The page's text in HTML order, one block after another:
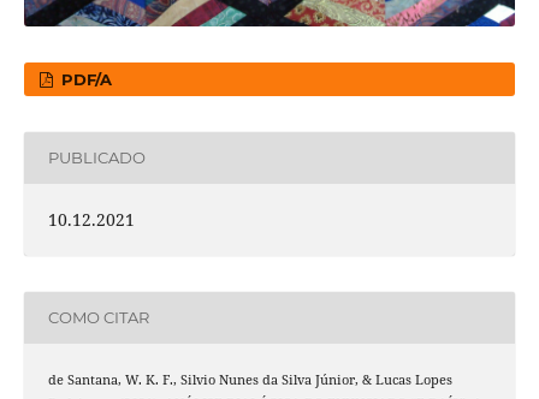
PDF/A
PUBLICADO
10.12.2021
COMO CITAR
de Santana, W. K. F., Silvio Nunes da Silva Júnior, & Lucas Lopes